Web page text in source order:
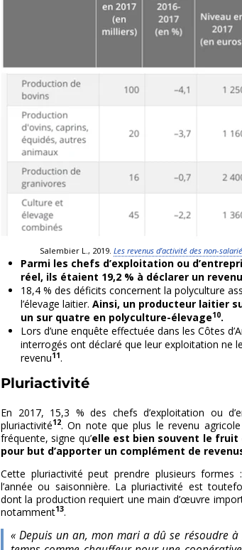
Salembier L., 2019. Les revenus d’activité des non-
Parmi les chefs d’exploitation ou
réel, ils étaient 19,2 % à déclarer un
18,4 % des déficits concernent la polyculture
l’élevage laitier. Ainsi, un producteur laitier
un sur quatre en polyculture-élevage10.
Lors d’une enquête effectuée dans les Côtes
interrogés ont déclaré que leur exploitation ne
revenu11.
Pluriactivité
En 2017, 15,3 % des chefs d’exploitation ou
pluriactivité12. On note que plus le revenu
fréquente, signe qu’elle est bien souvent le fruit
pour but d’apporter un complément de
Cette pluriactivité peut prendre plusieurs
l’année ou saisonnière. La pluriactivité est
dont la production requiert une main d’œuvre
notamment13.
« Depuis un an, mon mari a dû se résoudre